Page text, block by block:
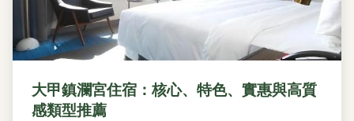
大甲鎮瀾宮住宿：核心、特色、實惠與高質
感類型推薦